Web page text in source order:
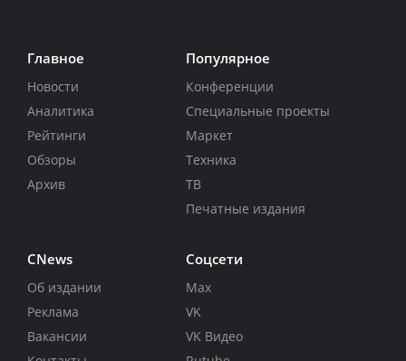
Главное
Новости
Аналитика
Рейтинги
Обзоры
Архив
Популярное
Конференции
Специальные проекты
Маркет
Техника
ТВ
Печатные издания
CNews
Об издании
Реклама
Вакансии
Соцсети
Max
VK
VK Видео